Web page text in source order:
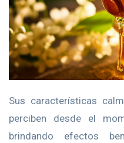
Sus características
perciben desde el
brindando efectos